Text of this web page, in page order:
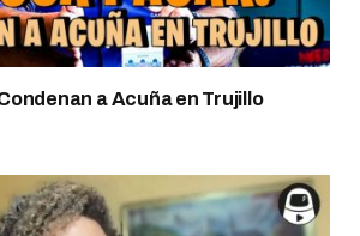
a Acuña en Trujillo